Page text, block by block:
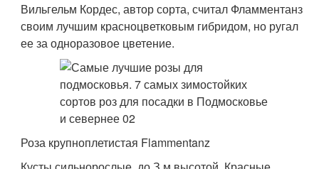
Вильгельм Кордес, автор сорта, считал Фламментанз
своим лучшим красноцветковым гибридом, но ругал
ее за одноразовое цветение.
Роза крупноплетистая Flammentanz